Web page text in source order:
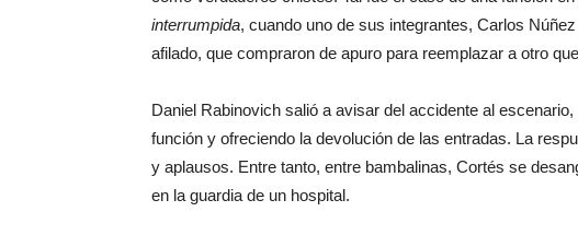
interrumpida, cuando uno de sus integrantes, Carlos
afilado, que compraron de apuro para reemplazar a otro
Daniel Rabinovich salió a avisar del accidente al
función y ofreciendo la devolución de las entradas. La
y aplausos. Entre tanto, entre bambalinas, Cortés se
en la guardia de un hospital.